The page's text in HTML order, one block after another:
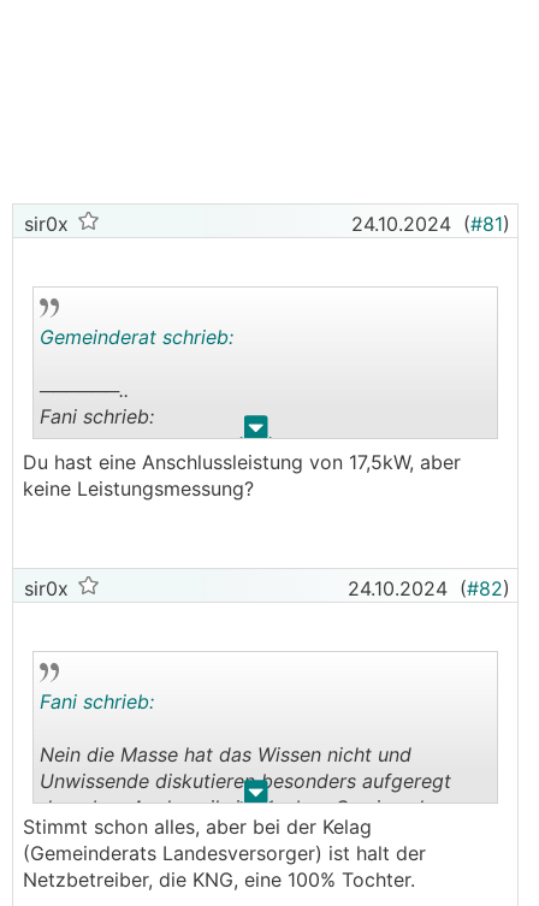
sir0x 24.10.2024 (#81)
. .
Gemeinderat schrieb:
──────..
Fani schrieb:
──────..
Energieversorger weiterhin sehr schwer. VNB
haben eine Monopolstellung und unterliegen
letztlich auch dem Gesetzgeber. Damit sind sie in
ihrer Preisgestaltung nicht frei, siehe Pauschale
Netzzugangsentgelte fuer PV,
schon kracht, keine Netznutzungsgebühr fuer die
PV Einspeisung. Die Vorgabe der
Anschlussleistung hat damit nur sehr wenig zu
tun und ist eine reine Mangelverwaltung. Wenn
sie duerften wuerden sie vermutlich viel mehr
ablehnen, duerfen sie halt nicht.
Du hast eine Anschlussleistung von 17,5kW, aber
keine Leistungsmessung?
sir0x 24.10.2024 (#82)
. .
Fani schrieb:
Nein die Masse hat das Wissen nicht und
Unwissende diskutieren besonders aufgeregt
darueber. Auch weil sie glauben Gewinne lassen
sich besonders leicht zwischen unterschiedlichen
Rechtspersönlichkeit umherschieben.
Stimmt schon alles, aber bei der Kelag
(Gemeinderats Landesversorger) ist halt der
Netzbetreiber, die KNG, eine 100% Tochter.